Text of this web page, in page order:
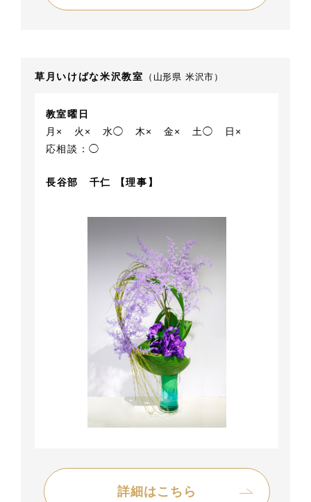
草月いけばな米沢教室 （山形県 米沢市）
教室曜日
月×
火× 水◯ 木× 金× 土◯
日×
応相談：◯
長谷部 千仁 【理事】
詳細はこちら